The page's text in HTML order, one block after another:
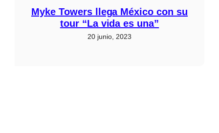
Myke Towers llega México con su
tour “La vida es una”
20 junio, 2023